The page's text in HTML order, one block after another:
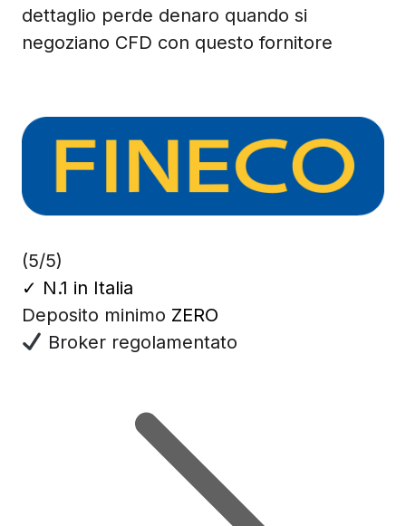
dettaglio perde denaro quando si
negoziano CFD con questo fornitore
(5/5)
✓ N.1 in Italia
Deposito minimo ZERO
Broker regolamentato